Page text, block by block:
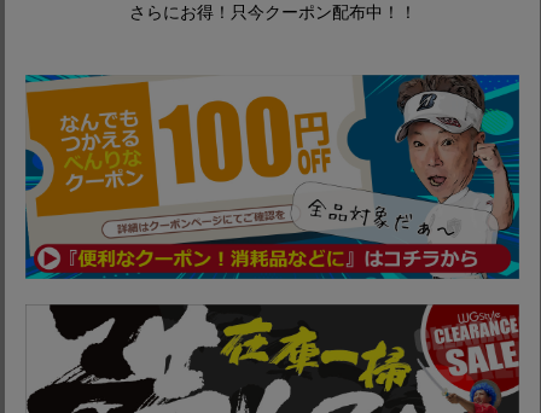
さらにお得！只今クーポン配布中！！